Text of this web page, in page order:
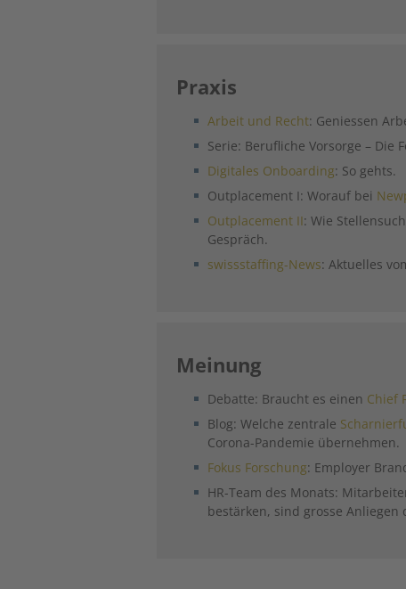
Praxis
Arbeit und Recht: Geniessen
Serie: Berufliche Vorsorge – Die
Digitales Onboarding: So gehts.
Outplacement I: Worauf bei
Outplacement II: Wie
Gespräch.
swissstaffing-News: Aktuelles
Meinung
Debatte: Braucht es einen Chief
Blog: Welche zentrale
Corona-Pandemie übernehmen.
Fokus Forschung: Employer
HR-Team des Monats:
bestärken, sind grosse Anliegen